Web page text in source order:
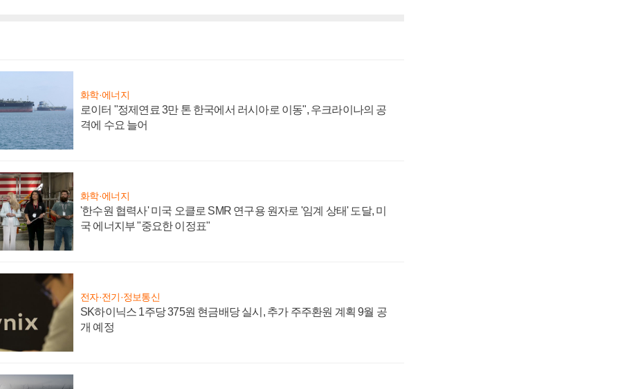
화학·에너지
로이터 "정제연료 3만 톤 한국에서 러시아로 이동", 우크라이나의 공
격에 수요 늘어
화학·에너지
'한수원 협력사' 미국 오클로 SMR 연구용 원자로 '임계 상태' 도달, 미
국 에너지부 "중요한 이정표"
전자·전기·정보통신
SK하이닉스 1주당 375원 현금배당 실시, 추가 주주환원 계획 9월 공
개 예정